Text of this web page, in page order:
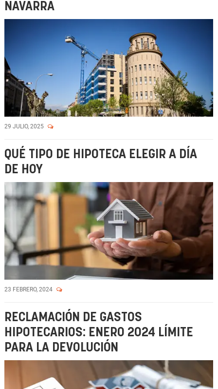
NAVARRA
29 JULIO, 2025
QUÉ TIPO DE HIPOTECA ELEGIR A DÍA
DE HOY
23 FEBRERO, 2024
RECLAMACIÓN DE GASTOS
HIPOTECARIOS: ENERO 2024 LÍMITE
PARA LA DEVOLUCIÓN